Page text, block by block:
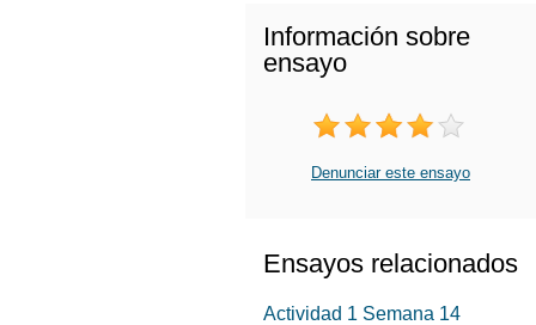
Información sobre
ensayo
Denunciar este ensayo
Ensayos relacionados
Actividad 1 Semana 14